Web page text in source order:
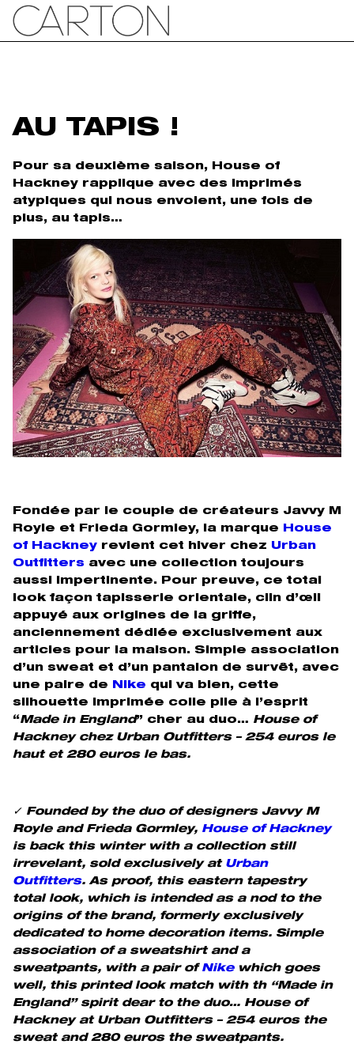
AU TAPIS !
Pour sa deuxième saison, House of
Hackney rapplique avec des imprimés
atypiques qui nous envoient, une fois de
plus, au tapis…
Fondée par le couple de créateurs Javvy M
Royle et Frieda Gormley, la marque
House
of Hackney revient cet hiver chez Urban
Outfitters avec une collection toujours
aussi impertinente. Pour preuve, ce total
look façon tapisserie orientale, clin d’œil
appuyé aux origines de la griffe,
anciennement dédiée exclusivement aux
articles pour la maison. Simple association
d’un sweat et d’un pantalon de survêt, avec
une paire de
Nike qui va bien, cette
silhouette imprimée colle pile à l’esprit
“Made in England” cher au duo… House of
Hackney chez Urban Outfitters – 254 euros le
haut et 280 euros le bas.
✓ Founded by the duo of designers Javvy M
Royle and Frieda Gormley, House of Hackney
is back this winter with a collection still
irrevelant, sold exclusively at Urban
Outfitters. As proof, this eastern tapestry
total look, which is intended as a nod to the
origins of the brand, formerly exclusively
dedicated to home decoration items. Simple
association of a sweatshirt and a
sweatpants, with a pair of Nikewhich goes
well, this printed look match with th “Made in
England” spirit dear to the duo… House of
Hackney at Urban Outfitters – 254 euros the
sweat and 280 euros the sweatpants.